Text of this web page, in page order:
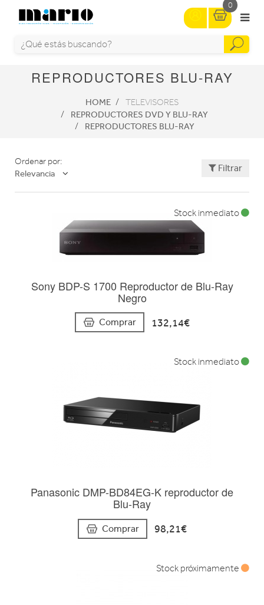
0
REPRODUCTORES BLU-RAY
HOME TELEVISORES
REPRODUCTORES DVD Y BLU-RAY
REPRODUCTORES BLU-RAY
Ordenar por:
Relevancia
Filtrar
Sony BDP-S 1700 Reproductor de Blu-Ray
Negro
Comprar 132,14€
Stock inmediato
Panasonic DMP-BD84EG-K reproductor de
Blu-Ray
Comprar 98,21€
Stock inmediato
Stock próximamente